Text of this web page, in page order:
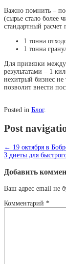
Важно помнить –
(сырье стало более
стандартный расчет
1 тонна
1 тонна
Для привязки
результатами – 1
нехитрый бизнес не
позволит внести
Posted in Блог.
Post
← 19 октября в
3 диеты для
Добавить
Ваш адрес email не
Комментарий *